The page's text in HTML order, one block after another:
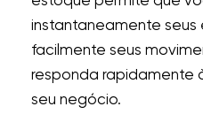
instantaneamente seus
facilmente seus
responda rapidamente
seu negócio.